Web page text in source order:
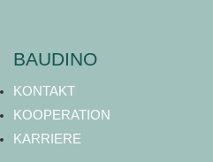
BAUDINO
KONTAKT
KOOPERATION
KARRIERE